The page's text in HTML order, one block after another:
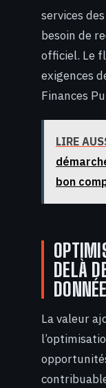
services
besoin de
officiel. Le
exigences
Finances
LIRE
bon
DELÀ
La valeur